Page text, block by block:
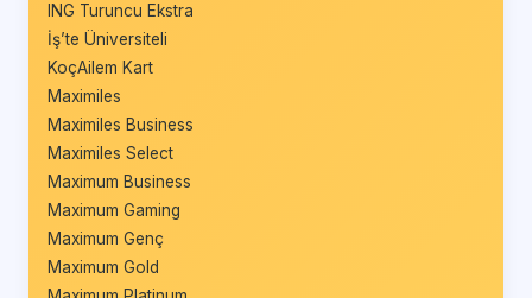
ING Turuncu Ekstra
İş’te Üniversiteli
KoçAilem Kart
Maximiles
Maximiles Business
Maximiles Select
Maximum Business
Maximum Gaming
Maximum Genç
Maximum Gold